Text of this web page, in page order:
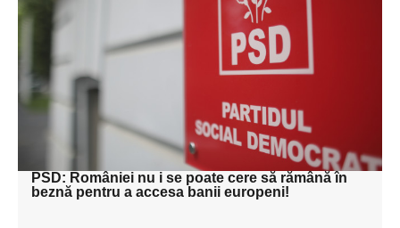
textul pentru
subtitluAdaugă aici
textul pentru
subtitluAdaugă aici
textul pentru subti
PSD: României nu i se poate cere să rămână în
beznă pentru a accesa banii europeni!